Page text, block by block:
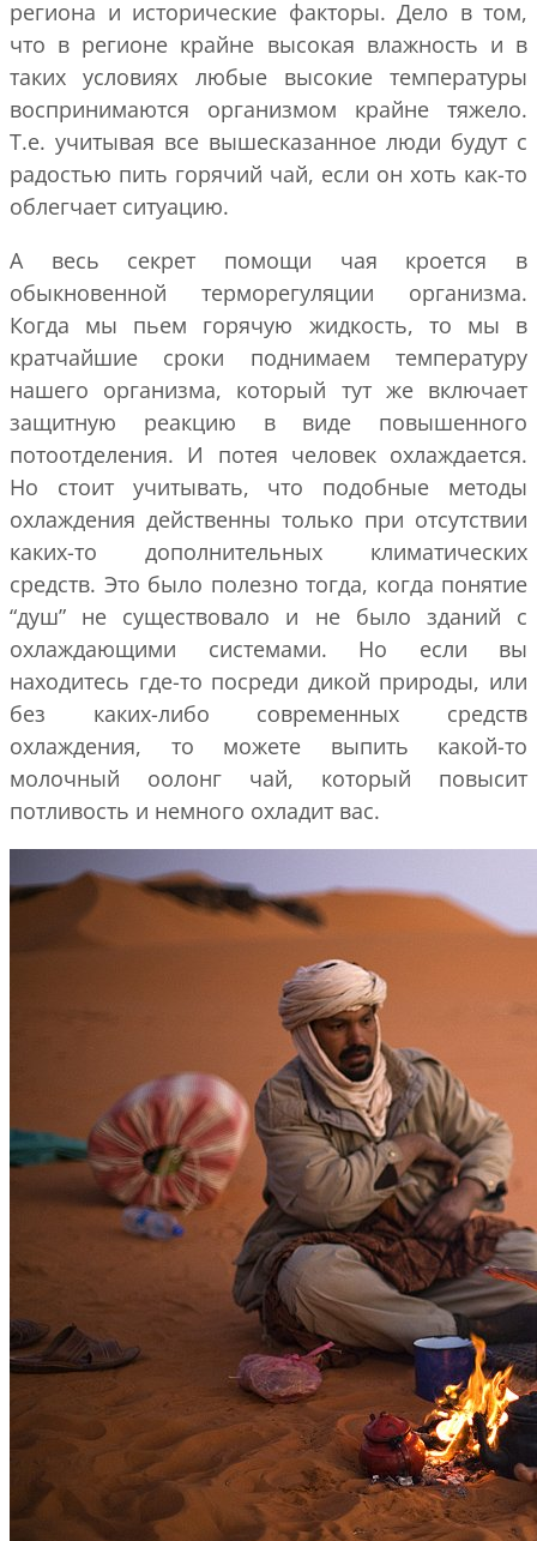
региона и исторические факторы. Дело в том,
что в регионе крайне высокая влажность и в
таких условиях любые высокие температуры
воспринимаются организмом крайне тяжело.
Т.е. учитывая все вышесказанное люди будут с
радостью пить горячий чай, если он хоть как-то
облегчает ситуацию.
А весь секрет помощи чая кроется в
обыкновенной терморегуляции организма.
Когда мы пьем горячую жидкость, то мы в
кратчайшие сроки поднимаем температуру
нашего организма, который тут же включает
защитную реакцию в виде повышенного
потоотделения. И потея человек охлаждается.
Но стоит учитывать, что подобные методы
охлаждения действенны только при отсутствии
каких-то дополнительных климатических
средств. Это было полезно тогда, когда понятие
“душ” не существовало и не было зданий с
охлаждающими системами. Но если вы
находитесь где-то посреди дикой природы, или
без каких-либо современных средств
охлаждения, то можете выпить какой-то
молочный оолонг чай, который повысит
потливость и немного охладит вас.